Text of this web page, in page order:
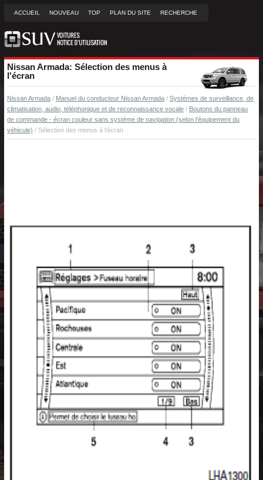
ACCUEIL NOUVEAU TOP PLAN DU SITE RECHERCHE
Nissan Armada: Sélection des menus à
l'écran
Nissan Armada / Manuel du conducteur Nissan Armada / Systèmes de surveillance, de
climatisation, audio, téléphonique et de reconnaissance vocale / Boutons du panneau
de commande - écran couleur sans système de navigation (selon l'équipement du
véhicule) / Sélection des menus à l'écran